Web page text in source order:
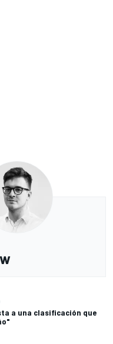
a una clasificación que